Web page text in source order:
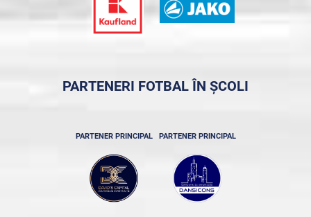
PARTENERI FOTBAL ÎN ȘCOLI
PARTENER PRINCIPAL PARTENER PRINCIPAL